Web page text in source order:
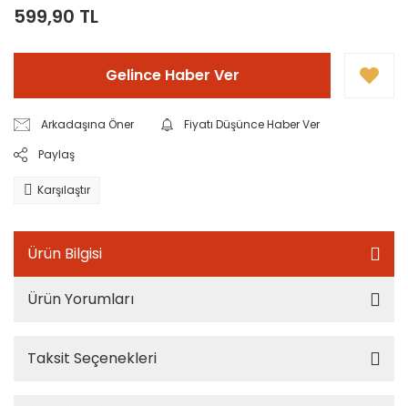
599,90 TL
Gelince Haber Ver
Arkadaşına Öner
Fiyatı Düşünce Haber Ver
Paylaş
Karşılaştır
Ürün Bilgisi
Ürün Yorumları
Taksit Seçenekleri